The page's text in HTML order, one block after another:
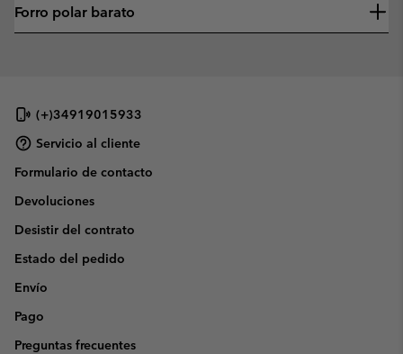
Forro polar barato
(+)34919015933
Servicio al cliente
Formulario de contacto
Devoluciones
Desistir del contrato
Estado del pedido
Envío
Pago
Preguntas frecuentes